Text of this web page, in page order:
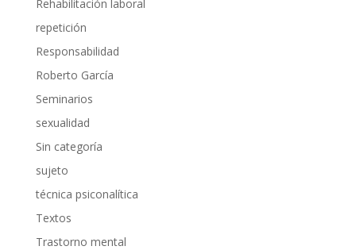
Rehabilitación laboral
repetición
Responsabilidad
Roberto García
Seminarios
sexualidad
Sin categoría
sujeto
técnica psiconalítica
Textos
Trastorno mental